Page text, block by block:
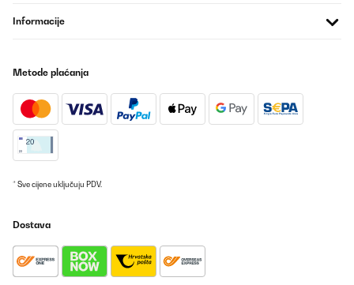
Informacije
Metode plaćanja
* Sve cijene uključuju PDV.
Dostava